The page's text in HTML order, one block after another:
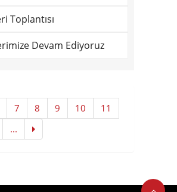
Toplantısı
Devam Ediyoruz
7 8 9 10
11
...